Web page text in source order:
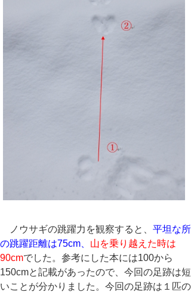
ノウサギの跳躍力を観察すると、 平坦な所
の跳躍距離は75cm、 山を乗り越えた時は
90cmでした。参考にした本には100から
150cmと記載があったので、今回の足跡は短
いことが分かりました。今回の足跡は１匹の